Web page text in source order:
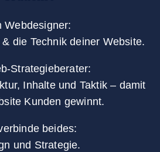
Webdesigner:
die Technik deiner Website.
Strategieberater:
Inhalte und Taktik – damit
Kunden gewinnt.
beides:
und Strategie.